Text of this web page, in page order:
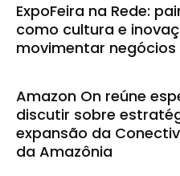
ExpoFeira na Rede:
como cultura e
movimentar negócios
Amazon On reúne
discutir sobre
expansão da
da Amazônia